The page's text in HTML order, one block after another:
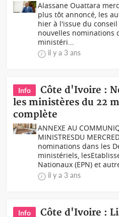
Alassane Ouattara
plus tôt annoncé, les
hier à l'issue du
nouvelles nominations
ministéri...
il y a 3 ans
Info
Côte d'Ivoire :
les ministères du 22
complète
ANNEXE AU
MINISTRESDU
nominations dans les
ministériels,
Nationaux (EPN) et
il y a 3 ans
Info
Côte d'Ivoire :